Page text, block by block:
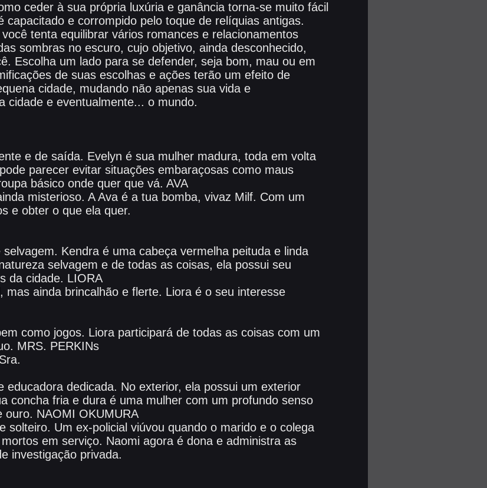
ceder à sua própria luxúria e ganância torna-se muito fácil
capacitado e corrompido pelo toque de relíquias antigas.
tenta equilibrar vários romances e relacionamentos
sombras no escuro, cujo objetivo, ainda desconhecido,
Escolha um lado para se defender, seja bom, mau ou em
de suas escolhas e ações terão um efeito de
cidade, mudando não apenas sua vida e
cidade e eventualmente... o mundo.
e de saída. Evelyn é sua mulher madura, toda em volta
parecer evitar situações embaraçosas como maus
básico onde quer que vá. AVA
misterioso. A Ava é a tua bomba, vivaz Milf. Com um
e obter o que ela quer.
Kendra é uma cabeça vermelha peituda e linda
selvagem e de todas as coisas, ela possui seu
da cidade. LIORA
mas ainda brincalhão e flerte. Liora é o seu interesse
como jogos. Liora participará de todas as coisas com um
MRS. PERKINs
educadora dedicada. No exterior, ela possui um exterior
concha fria e dura é uma mulher com um profundo senso
ouro. NAOMI OKUMURA
solteiro. Um ex-policial viúvou quando o marido e o colega
em serviço. Naomi agora é dona e administra as
investigação privada.